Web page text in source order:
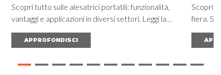
Scopri tutto sulle alesatrici portatili: funzionalità,
vantaggi e applicazioni in diversi settori. Leggi la
guida completa e ottieni risultati eccezionali.
APPROFONDISCI
Scopri
fiera.